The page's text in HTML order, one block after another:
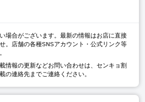
場合がございます。最新の情報はお店に直接
。店舗の各種SNSアカウント・公式リンク等
情報の更新などお問い合わせは、センキョ割
の連絡先までご連絡ください。